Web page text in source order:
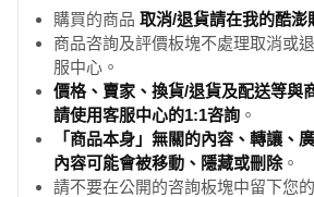
購買的商品 取消/退貨請在我的酷澎
商品咨詢及評價板塊不處理取消或
服中心。
價格、賣家、換貨/退貨及配送等與
請使用客服中心的1:1咨詢 。
「商品本身」無關的內容、轉讓、
內容可能會被移動、隱藏或刪除。
請不要在公開的咨詢板塊中留下您